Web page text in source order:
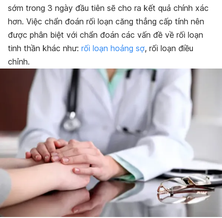
sớm trong 3 ngày đầu tiên sẽ cho ra kết quả chính xác
hơn. Việc chẩn đoán rối loạn căng thẳng cấp tính nên
được phân biệt với chẩn đoán các vấn đề về rối loạn
tinh thần khác như: rối loạn hoảng sợ, rối loạn điều
chỉnh.